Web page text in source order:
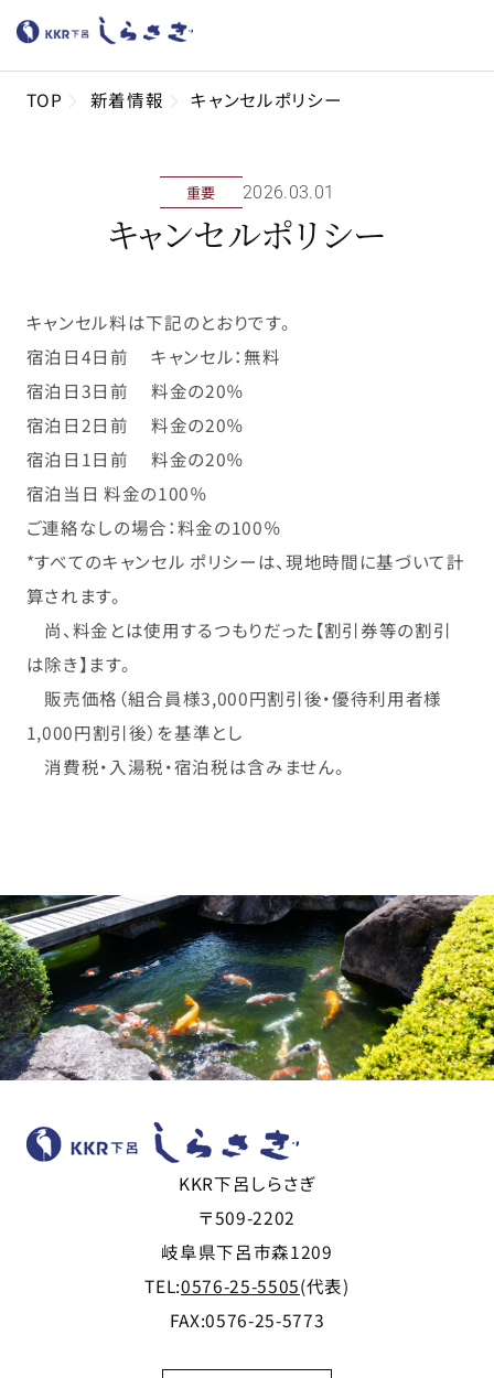
TOP 新着情報 キャンセルポリシー
キャンセルポリシー
2026年03月01日
重要
キャンセル料は下記のとおりです。
宿泊日4日前 キャンセル：無料
宿泊日3日前 料金の20％
宿泊日2日前 料金の20％
宿泊日1日前 料金の20％
宿泊当日 料金の100％
ご連絡なしの場合：料金の100％
*すべてのキャンセル ポリシーは、現地時間に基づいて計
算されます。
尚、料金とは使用するつもりだった【割引券等の割引
は除き】ます。
販売価格（組合員様3,000円割引後・優待利用者様
1,000円割引後）を基準とし
消費税・入湯税・宿泊税は含みません。
KKR下呂しらさぎ
〒509-2202
岐阜県下呂市森1209
TEL:0576-25-5505(代表)
FAX:0576-25-5773